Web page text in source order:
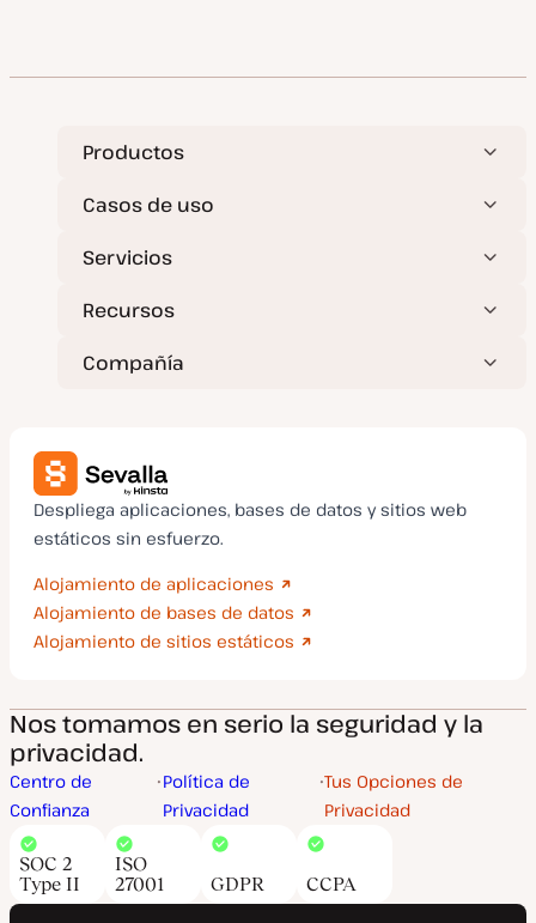
Productos
Casos de uso
Servicios
Recursos
Compañía
Despliega aplicaciones, bases de datos y sitios web
estáticos sin esfuerzo.
Alojamiento de aplicaciones
Alojamiento de bases de datos
Alojamiento de sitios estáticos
Nos tomamos en serio la seguridad y la
privacidad.
Centro de
Confianza
Política de
Privacidad
Tus Opciones de
Privacidad
SOC 2
Type II
ISO
27001
GDPR CCPA